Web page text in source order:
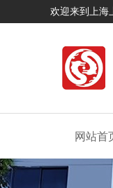
欢迎来到上海
网站首